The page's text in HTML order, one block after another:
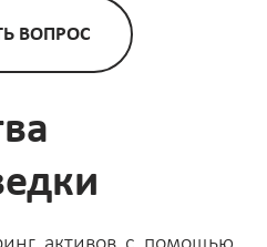
ВОПРОС